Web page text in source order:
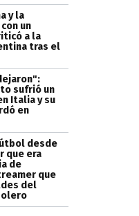
y la
un
a la
tras el
sufrió un
Italia y su
en
desde
que era
de
que
del